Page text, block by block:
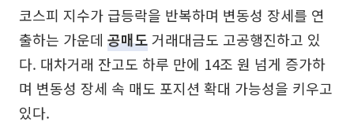
코스피 지수가 급등락을 반복하며 변동성 장세를 연
출하는 가운데 공매도거래대금도 고공행진하고 있
다. 대차거래 잔고도 하루 만에 14조 원 넘게 증가하
며 변동성 장세 속 매도 포지션 확대 가능성을 키우고
있다.